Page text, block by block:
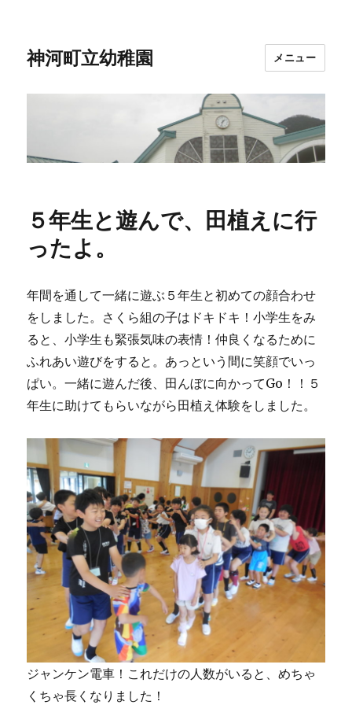
神河町立幼稚園 メニュー
５年生と遊んで、田植えに行
ったよ。
年間を通して一緒に遊ぶ５年生と初めての顔合わせ
をしました。さくら組の子はドキドキ！小学生をみ
ると、小学生も緊張気味の表情！仲良くなるために
ふれあい遊びをすると。あっという間に笑顔でいっ
ぱい。一緒に遊んだ後、田んぼに向かってGo！！５
年生に助けてもらいながら田植え体験をしました。
ジャンケン電車！これだけの人数がいると、めちゃ
くちゃ長くなりました！